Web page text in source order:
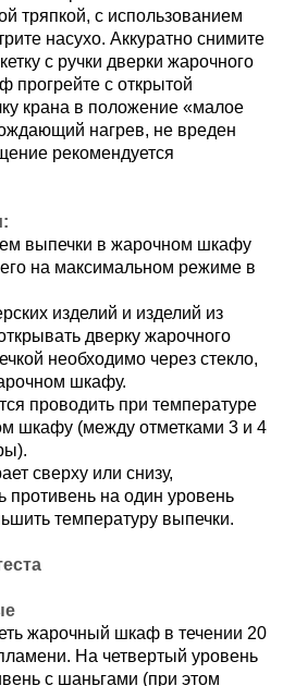
тряпкой, с использованием
насухо. Аккуратно снимите
с ручки дверки жарочного
с открытой
крана в положение «малое
нагрев, не вреден
рекомендуется
выпечки в жарочном шкафу
на максимальном режиме в
изделий и изделий из
дверку жарочного
необходимо через стекло,
шкафу.
проводить при температуре
шкафу (между отметками 3 и 4
сверху или снизу,
противень на один уровень
температуру выпечки.
жарочный шкаф в течении 20
На четвертый уровень
с шаньгами (при этом